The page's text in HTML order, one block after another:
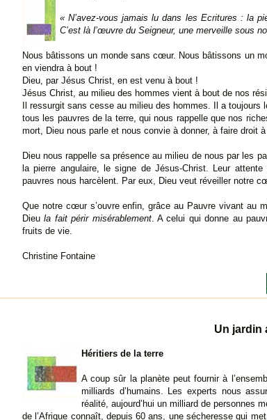
« N’avez-vous jamais lu dans les Ecritures : la
C’est là l’œuvre du Seigneur, une merveille sous
Nous bâtissons un monde sans cœur. Nous bâtissons un
en viendra à bout !
Dieu, par Jésus Christ, en est venu à bout !
Jésus Christ, au milieu des hommes vient à bout de nos
Il ressurgit sans cesse au milieu des hommes. Il a
tous les pauvres de la terre, qui nous rappelle que nos
mort, Dieu nous parle et nous convie à donner, à faire droit
Dieu nous rappelle sa présence au milieu de nous par les
la pierre angulaire, le signe de Jésus-Christ. Leur
pauvres nous harcèlent. Par eux, Dieu veut réveiller notre
Que notre cœur s’ouvre enfin, grâce au Pauvre vivant au
Dieula fait périr misérablement. A celui qui donne au
fruits de vie.
Christine Fontaine
Un jardin
Héritiers de la terre
A coup sûr la planète peut fournir à
milliards d’humains. Les experts nous
réalité, aujourd’hui un milliard de personnes
de l’Afrique connaît, depuis 60 ans, une sécheresse qui